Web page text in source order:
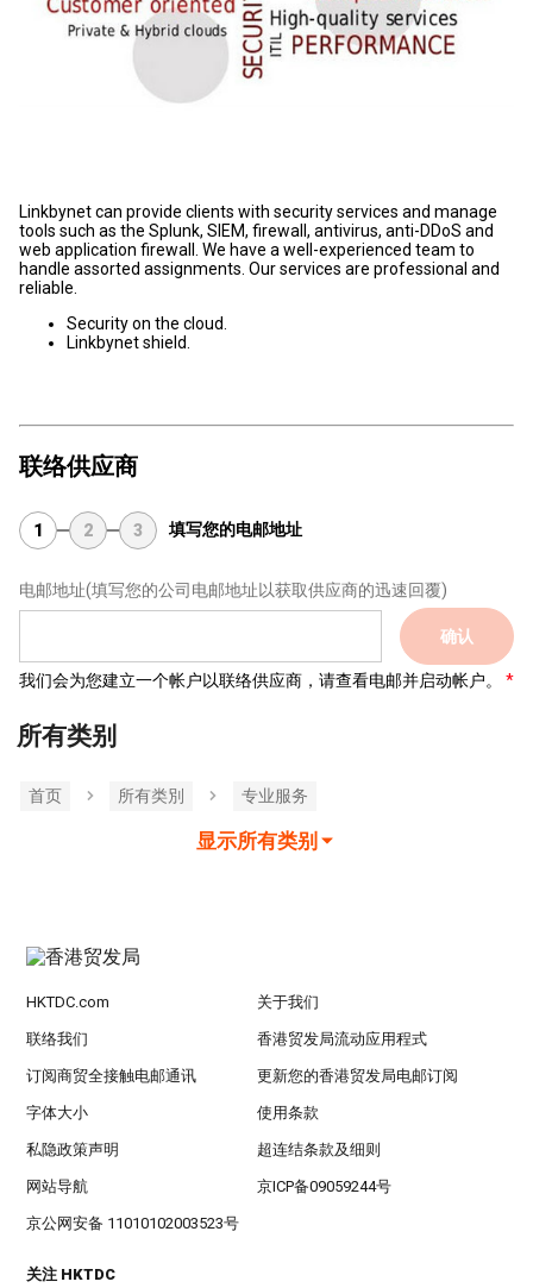
Linkbynet can provide clients with security services and manage
tools such as the Splunk, SIEM, firewall, antivirus, anti-DDoS and
web application firewall. We have a well-experienced team to
handle assorted assignments. Our services are professional and
reliable.
Security on the cloud.
Linkbynet shield.
联络供应商
1 2 3 填写您的电邮地址
电邮地址(填写您的公司电邮地址以获取供应商的迅速回覆)
确认
我们会为您建立一个帐户以联络供应商，请查看电邮并启动帐户。
所有类别
首页 所有类別 专业服务
显示所有类别
HKTDC.com 关于我们
联络我们 香港贸发局流动应用程式
订阅商贸全接触电邮通讯 更新您的香港贸发局电邮订阅
字体大小 使用条款
私隐政策声明 超连结条款及细则
网站导航 京ICP备09059244号
京公网安备 11010102003523号
关注 HKTDC